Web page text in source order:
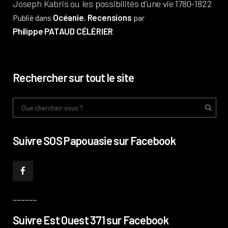
Joseph Kabris ou les possibilités d’une vie 1780-1822
Publié dans Océanie, Recensions par
Philippe PATAUD CÉLÉRIER
Rechercher sur tout le site
Suivre SOS Papouasie sur Facebook
Suivre Est Ouest 371 sur Facebook